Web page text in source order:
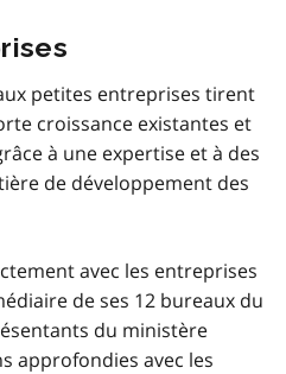
petites entreprises tirent
croissance existantes et
à une expertise et à des
de développement des
avec les entreprises
de ses 12 bureaux du
du ministère
approfondies avec les